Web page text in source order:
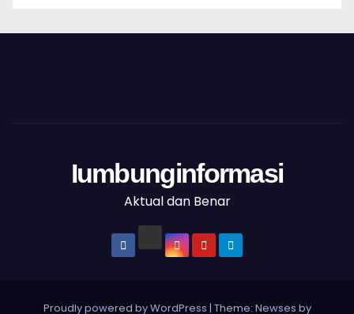
Iumbunginformasi
Aktual dan Benar
Proudly powered by WordPress | Theme: Newses by